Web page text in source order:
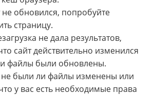
не обновился, попробуйте
страницу.
не дала результатов,
сайт действительно изменился
файлы были обновлены.
не были ли файлы изменены или
у вас есть необходимые права